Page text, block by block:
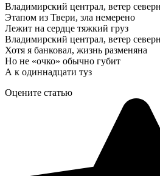
Владимирский централ, ветер
Этапом из Твери, зла немерено
Лежит на сердце тяжкий груз
Владимирский централ, ветер
Хотя я банковал, жизнь разменяна
Но не «очко» обычно губит
А к одиннадцати туз
Оцените статью